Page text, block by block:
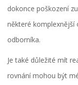
dokonce poškození
některé komplexnější
odborníka.
Je také důležité mít
rovnání mohou být